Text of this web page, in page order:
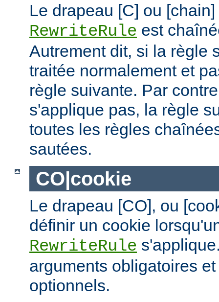
Le drapeau [C] ou
RewriteRule est
Autrement dit, si la règle
traitée normalement et
règle suivante. Par
s'applique pas, la règle
toutes les règles
sautées.
CO|cookie
Le drapeau [CO], ou
définir un cookie
RewriteRule
arguments obligatoires
optionnels.